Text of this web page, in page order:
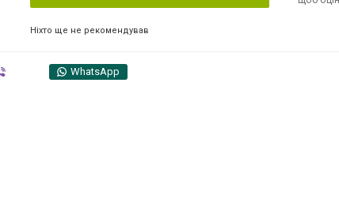
Ніхто ще не рекомендував
WhatsApp